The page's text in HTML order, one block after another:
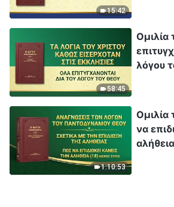
15:42
58:45
Ομιλία
λόγου
1:10:53
να